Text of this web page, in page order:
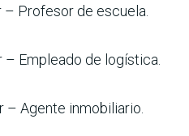
– Profesor de escuela.
– Empleado de logística.
– Agente inmobiliario.